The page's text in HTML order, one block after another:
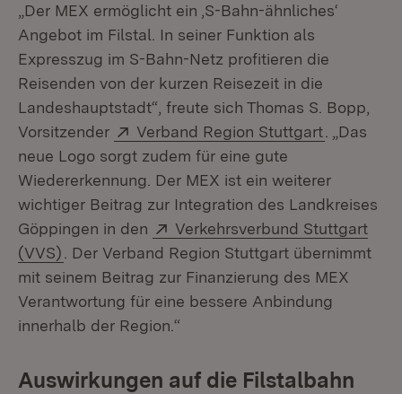
„Der MEX ermöglicht ein ‚S-Bahn-ähnliches‘
Angebot im Filstal. In seiner Funktion als
Expresszug im S-Bahn-Netz profitieren die
Reisenden von der kurzen Reisezeit in die
Landeshauptstadt“, freute sich Thomas S. Bopp,
Vorsitzender
Extern:
Verband Region Stuttgart (Öffnet in
. „Das
neue Logo sorgt zudem für eine gute
Wiedererkennung. Der MEX ist ein weiterer
wichtiger Beitrag zur Integration des Landkreises
Göppingen in den
Extern:
Verkehrsverbund Stuttgart
(VVS) (Öffnet in neuem Fenster)
. Der Verband Region Stuttgart übernimmt
mit seinem Beitrag zur Finanzierung des MEX
Verantwortung für eine bessere Anbindung
innerhalb der Region.“
Auswirkungen auf die Filstalbahn